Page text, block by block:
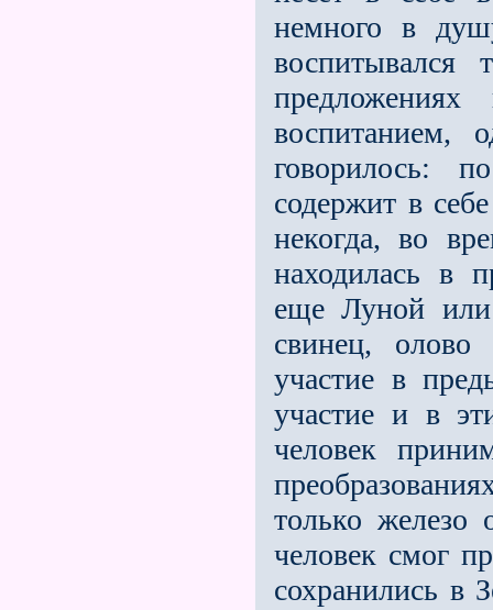
немного в
говорилось:
содержит в
некогда, во
находилась в
еще Луной или
свинец,
участие в
участие и в
человек
только железо
человек смог
сохранились в